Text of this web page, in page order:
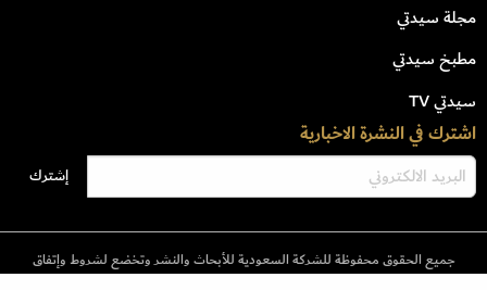
مجلة سيدتي
مطبخ سيدتي
سيدتي TV
اشترك في النشرة الاخبارية
جميع الحقوق محفوظة للشركة السعودية للأبحاث والنشر وتخضع لشروط وإتفاق
الإستخدام © 2023